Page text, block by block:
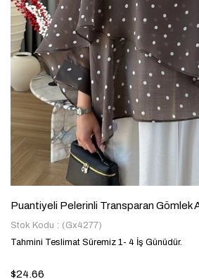
Puantiyeli Pelerinli Transparan Gömlek
Stok Kodu
(Gx4277)
Tahmini Teslimat Süremiz 1- 4 İş Günüdür.
$24.66